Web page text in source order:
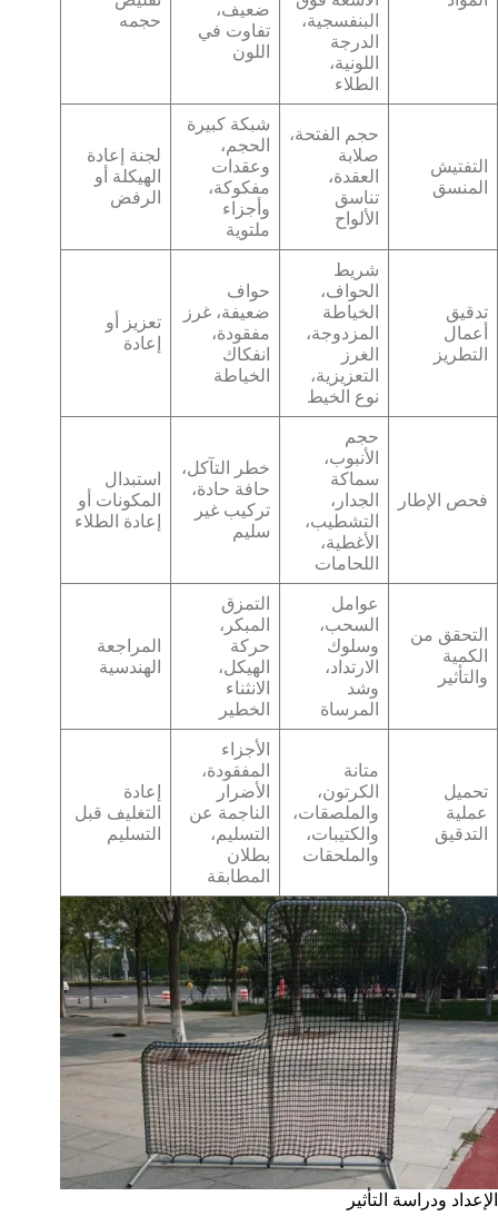
البنفسجية،
الدرجة
اللونية،
الطلاء
ضعيف،
تفاوت في
اللون
حجمه
التفتيش
المنسق
حجم الفتحة،
صلابة
العقدة،
تناسق
الألواح
شبكة كبيرة
الحجم،
وعقدات
مفكوكة،
وأجزاء
ملتوية
لجنة إعادة
الهيكلة أو
الرفض
تدقيق
أعمال
التطريز
شريط
الحواف،
الخياطة
المزدوجة،
الغرز
التعزيزية،
نوع الخيط
حواف
ضعيفة، غرز
مفقودة،
انفكاك
الخياطة
تعزيز أو
إعادة
فحص الإطار
حجم
الأنبوب،
سماكة
الجدار،
التشطيب،
الأغطية،
اللحامات
خطر التآكل،
حافة حادة،
تركيب غير
سليم
استبدال
المكونات أو
إعادة الطلاء
التحقق من
الكمية
والتأثير
عوامل
السحب،
وسلوك
الارتداد،
وشد
المرساة
التمزق
المبكر،
حركة
الهيكل،
الانثناء
الخطير
المراجعة
الهندسية
تحميل
عملية
التدقيق
متانة
الكرتون،
والملصقات،
والكتيبات،
والملحقات
الأجزاء
المفقودة،
الأضرار
الناجمة عن
التسليم،
بطلان
المطابقة
إعادة
التغليف قبل
التسليم
الإعداد ودراسة التأثير